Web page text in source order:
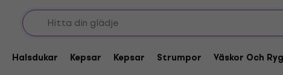
Halsdukar Kepsar Kepsar Strumpor Väskor Och
AC/DC High Voltage
Varumärke: AC/DCProduktkod: